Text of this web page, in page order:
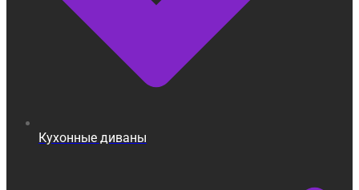
Кухонные диваны